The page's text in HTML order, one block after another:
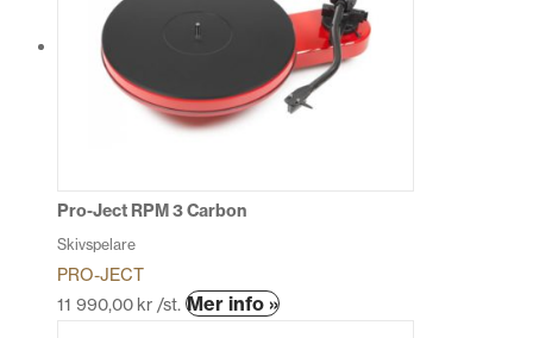
varianter.
De
olika
alternativen
Pro-Ject RPM 3 Carbon
Skivspelare
PRO-JECT
11 990,00 kr /st. Mer info »Den